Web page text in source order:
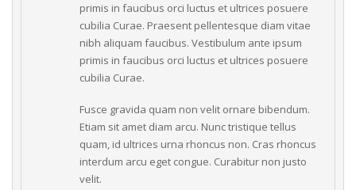
primis in faucibus orci luctus et ultrices posuere
cubilia Curae. Praesent pellentesque diam vitae
nibh aliquam faucibus. Vestibulum ante ipsum
primis in faucibus orci luctus et ultrices posuere
cubilia Curae.
Fusce gravida quam non velit ornare bibendum.
Etiam sit amet diam arcu. Nunc tristique tellus
quam, id ultrices urna rhoncus non. Cras rhoncus
interdum arcu eget congue. Curabitur non justo
velit.